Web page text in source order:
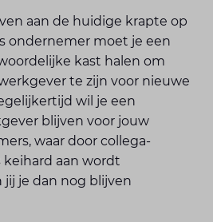
aan de huidige krapte op
ondernemer moet je een
kast halen om
te zijn voor nieuwe
wil je een
blijven voor jouw
waar door collega-
aan wordt
je dan nog blijven